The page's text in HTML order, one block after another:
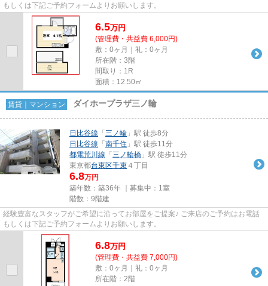
もしくは下記ご予約フォームよりお願いします。
6.5万円
(管理費・共益費 6,000円)
敷：0ヶ月｜礼：0ヶ月
所在階：3階
間取り：1R
面積：12.50㎡
賃貸｜マンション ダイホープラザ三ノ輪
日比谷線 「 三ノ輪 」駅 徒歩8分
日比谷線 「 南千住 」駅 徒歩11分
都電荒川線 「 三ノ輪橋 」駅 徒歩11分
東京都台東区千束 ４丁目
6.8万円
築年数：築36年 ｜募集中： 1室
階数：9階建
経験豊富なスタッフがご希望に沿ってお部屋をご提案♪ ご来店のご予約はお電話
もしくは下記ご予約フォームよりお願いします。
6.8万円
(管理費・共益費 7,000円)
敷：0ヶ月｜礼：0ヶ月
所在階：2階